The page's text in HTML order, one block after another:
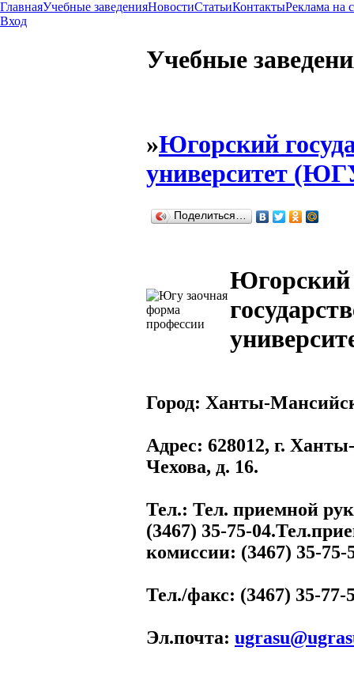
ГлавнаяУчебные заведенияНовостиСтатьиКонтактыРеклама на
Вход
Учебные
»Югорский
университет
Поделиться…
Югорский
Город: Ханты-
Адрес: 628012, г.
Чехова, д. 16.
Тел.: Тел. приемной
(3467) 35-75-
комиссии: (3467) 35-75-
Тел./факс: (3467) 35-77-
Эл.почта: